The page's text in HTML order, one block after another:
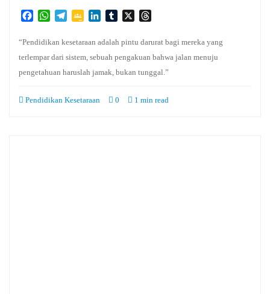
FacebookWhatsApp
TelegramGoogleLinkedInTumblr
X
“Pendidikan kesetaraan adalah pintu darurat bagi mereka yang
terlempar dari sistem, sebuah pengakuan bahwa jalan menuju
pengetahuan haruslah jamak, bukan tunggal.”
Pendidikan Kesetaraan 0 1 min read